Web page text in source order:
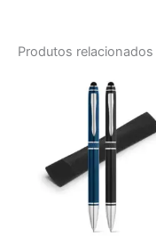
Produtos relacionados